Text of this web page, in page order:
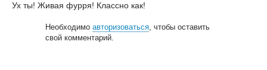
Ух ты! Живая фурря! Классно как!
Необходимоавторизоваться, чтобы оставить
свой комментарий.